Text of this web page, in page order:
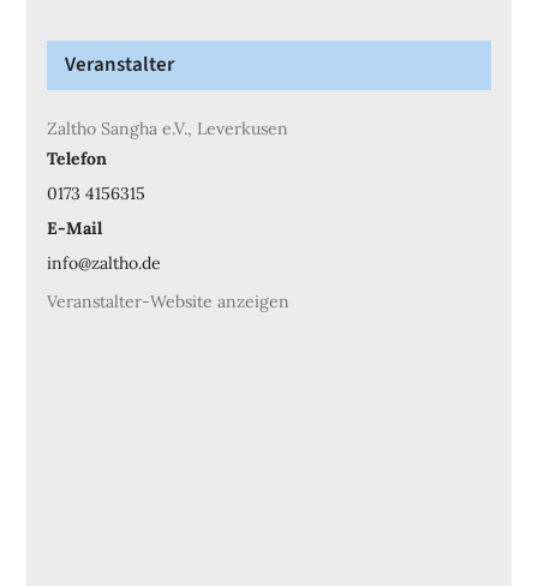
Veranstalter
Zaltho Sangha e.V., Leverkusen
Telefon
0173 4156315
E-Mail
info@zaltho.de
Veranstalter-Website anzeigen